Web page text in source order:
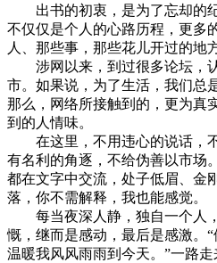
出书的初衷，是为了忘却的纪
不仅仅是个人的心路历程，更多
人、那些事，那些花儿开过的地
涉网以来，到过很多论坛，
市。如果说，为了生活，我们总
那么，网络所接触到的，更为真
到的人情味。
在这里，不用违心的说话，
有名利的角逐，不给伪善以市场
都在文字中交流，处子低眉、金
落，你不需解释，我也能感觉。
每当夜深人静，独自一个人
慨，继而是感动，最后是感激。
温暖我风风雨雨到今天。”一路走